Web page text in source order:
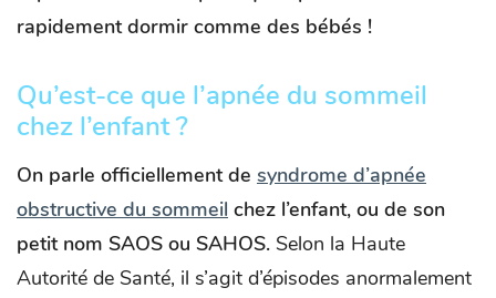
rapidement dormir comme des bébés !
Qu’est-ce que l’apnée du sommeil
chez l’enfant ?
On parle officiellement de syndrome d’apnée
obstructive du sommeil chez l’enfant, ou de son
petit nom SAOS ou SAHOS. Selon la Haute
Autorité de Santé, il s’agit d’épisodes anormalement